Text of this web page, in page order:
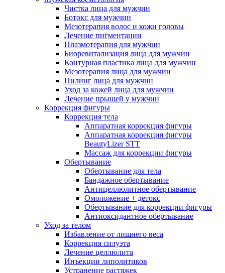
Чистка лица для мужчин
Ботокс для мужчин
Мезотерапия волос и кожи головы
Лечение пигментации
Плазмотерапия для мужчин
Биоревитализация лица для мужчин
Контурная пластика лица для мужчин
Мезотерапия лица для мужчин
Пилинг лица для мужчин
Уход за кожей лица для мужчин
Лечение прыщей у мужчин
Коррекция фигуры
Коррекция тела
Аппаратная коррекция фигуры
Аппаратная коррекция фигуры
BeautyLizer STT
Массаж для коррекции фигуры
Обертывание
Обертывание для тела
Бандажное обертывание
Антицеллюлитное обертывание
Омоложение + детокс
Обертывание для коррекции фигуры
Антиоксидантное обертывание
Уход за телом
Избавление от лишнего веса
Коррекция силуэта
Лечение целлюлита
Инъекции липолитиков
Устранение растяжек